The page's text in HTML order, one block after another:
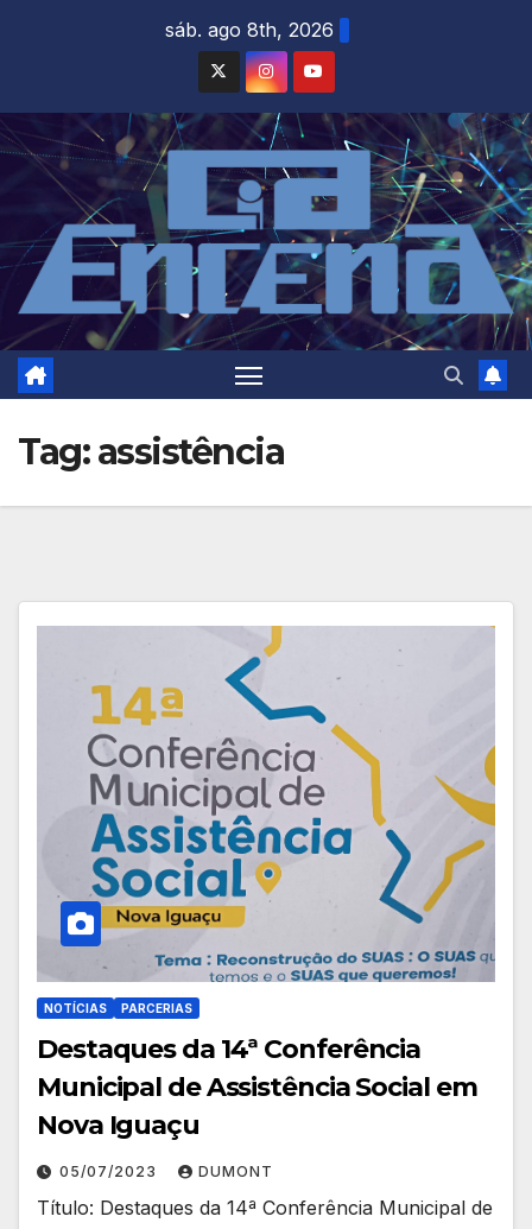
sáb. ago 8th, 2026
Tag:assistência
NOTÍCIAS PARCERIAS
Destaques da 14ª Conferência
Municipal de Assistência Social em
Nova Iguaçu
05/07/2023 DUMONT
Título: Destaques da 14ª Conferência Municipal de